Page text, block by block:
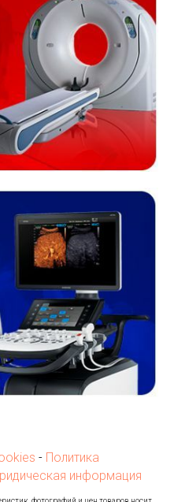
- Политика
информация